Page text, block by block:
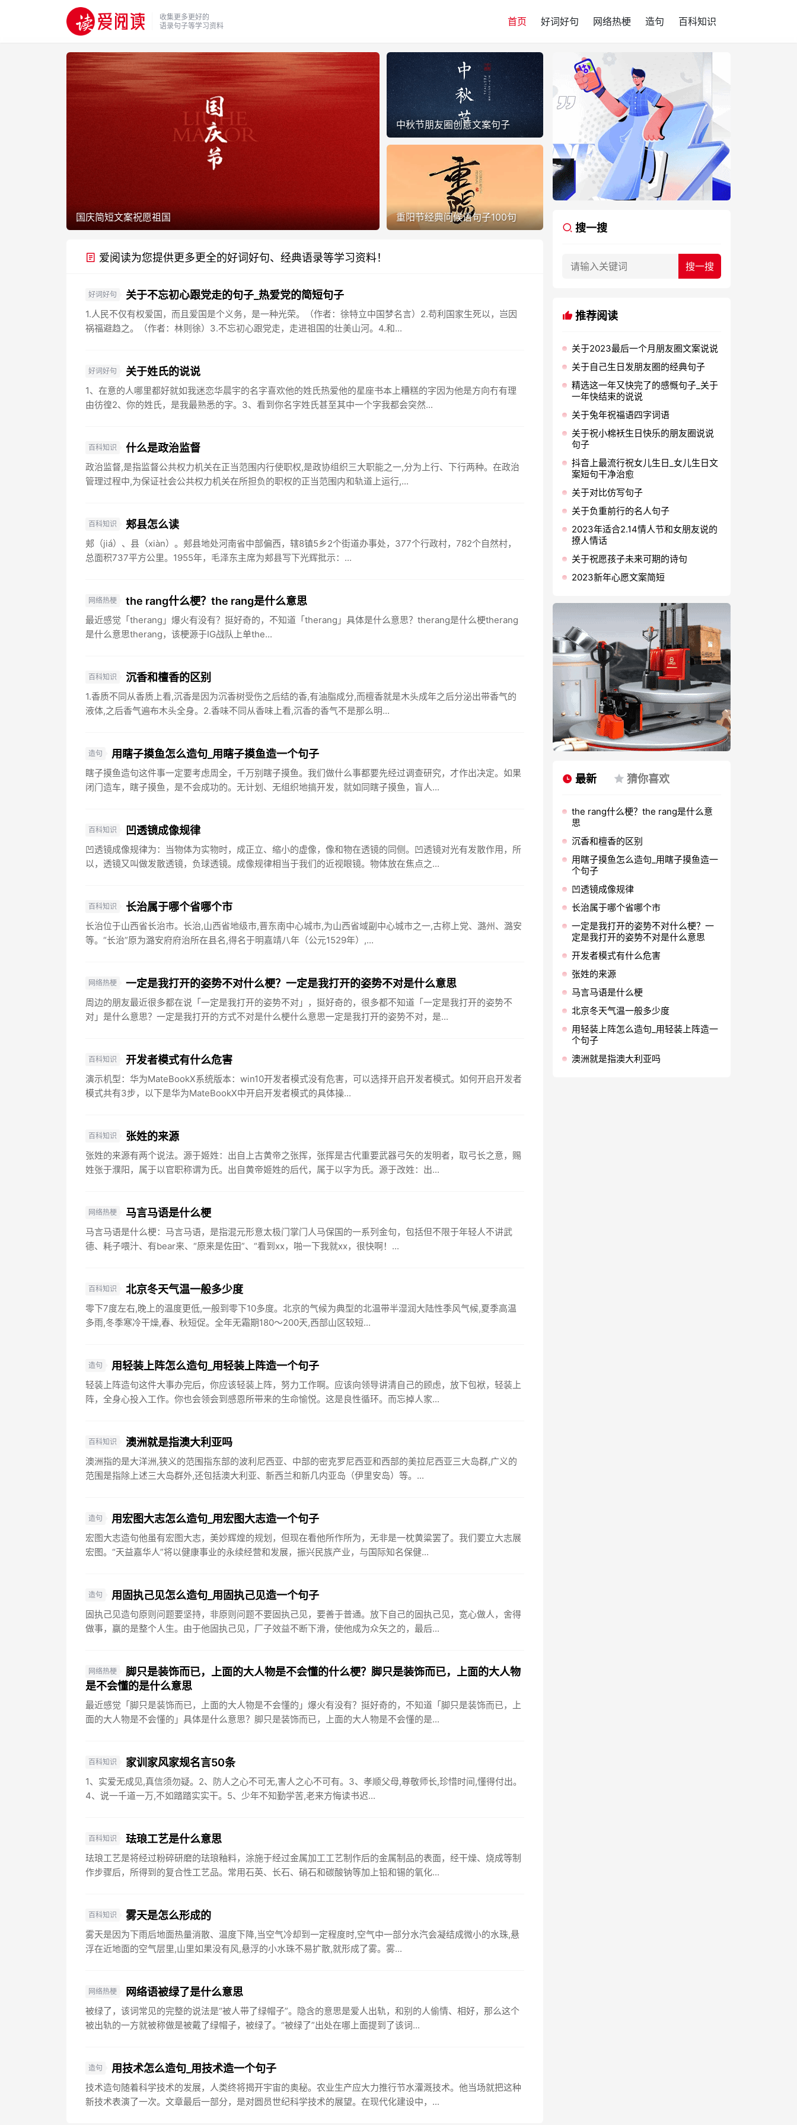
收集更多更好的
语录句子等学习资料
首页 好词好句 网络热梗 造句 百科知识
国庆简短文案祝愿祖国
中秋节朋友圈创意文案句子
重阳节经典问候语句子100句
爱阅读为您提供更多更全的好词好句、经典语录等学习资料！
好词好句 关于不忘初心跟党走的句子_热爱党的简短句子
1.人民不仅有权爱国，而且爱国是个义务，是一种光荣。（作者：徐特立中国梦名言）2.苟利国家生死以，岂因
祸福避趋之。（作者：林则徐）3.不忘初心跟党走，走进祖国的壮美山河。4.和...
好词好句 关于姓氏的说说
1、在意的人哪里都好就如我迷恋华晨宇的名字喜欢他的姓氏热爱他的星座书本上糟糕的字因为他是方向冇有理
由彷徨2、你的姓氏，是我最熟悉的字。3、看到你名字姓氏甚至其中一个字我都会突然...
百科知识 什么是政治监督
政治监督,是指监督公共权力机关在正当范围内行使职权,是政协组织三大职能之一,分为上行、下行两种。在政治
管理过程中,为保证社会公共权力机关在所担负的职权的正当范围内和轨道上运行,...
百科知识 郏县怎么读
郏（jiá）、县（xiàn）。郏县地处河南省中部偏西，辖8镇5乡2个街道办事处，377个行政村，782个自然村，
总面积737平方公里。1955年，毛泽东主席为郏县写下光辉批示：...
网络热梗 the rang什么梗？the rang是什么意思
最近感觉「therang」爆火有没有？挺好奇的，不知道「therang」具体是什么意思？therang是什么梗therang
是什么意思therang，该梗源于IG战队上单the...
百科知识 沉香和檀香的区别
1.香质不同从香质上看,沉香是因为沉香树受伤之后结的香,有油脂成分,而檀香就是木头成年之后分泌出带香气的
液体,之后香气遍布木头全身。2.香味不同从香味上看,沉香的香气不是那么明...
造句 用瞎子摸鱼怎么造句_用瞎子摸鱼造一个句子
瞎子摸鱼造句这件事一定要考虑周全，千万别瞎子摸鱼。我们做什么事都要先经过调查研究，才作出决定。如果
闭门造车，瞎子摸鱼，是不会成功的。无计划、无组织地搞开发，就如同瞎子摸鱼，盲人...
百科知识 凹透镜成像规律
凹透镜成像规律为：当物体为实物时，成正立、缩小的虚像，像和物在透镜的同侧。凹透镜对光有发散作用，所
以，透镜又叫做发散透镜，负球透镜。成像规律相当于我们的近视眼镜。物体放在焦点之...
百科知识 长治属于哪个省哪个市
长治位于山西省长治市。长治,山西省地级市,晋东南中心城市,为山西省域副中心城市之一,古称上党、潞州、潞安
等。“长治”原为潞安府府治所在县名,得名于明嘉靖八年（公元1529年）,...
网络热梗 一定是我打开的姿势不对什么梗？一定是我打开的姿势不对是什么意思
周边的朋友最近很多都在说「一定是我打开的姿势不对」，挺好奇的，很多都不知道「一定是我打开的姿势不
对」是什么意思？一定是我打开的方式不对是什么梗什么意思一定是我打开的姿势不对，是...
百科知识 开发者模式有什么危害
演示机型：华为MateBookX系统版本：win10开发者模式没有危害，可以选择开启开发者模式。如何开启开发者
模式共有3步，以下是华为MateBookX中开启开发者模式的具体操...
百科知识 张姓的来源
张姓的来源有两个说法。源于姬姓：出自上古黄帝之张挥，张挥是古代重要武器弓矢的发明者，取弓长之意，赐
姓张于濮阳，属于以官职称谓为氏。出自黄帝姬姓的后代，属于以字为氏。源于改姓：出...
网络热梗 马言马语是什么梗
马言马语是什么梗：马言马语，是指混元形意太极门掌门人马保国的一系列金句，包括但不限于年轻人不讲武
德、耗子喂汁、有bear来、“原来是佐田”、“看到xx，啪一下我就xx，很快啊！...
百科知识 北京冬天气温一般多少度
零下7度左右,晚上的温度更低,一般到零下10多度。北京的气候为典型的北温带半湿润大陆性季风气候,夏季高温
多雨,冬季寒冷干燥,春、秋短促。全年无霜期180～200天,西部山区较短...
造句 用轻装上阵怎么造句_用轻装上阵造一个句子
轻装上阵造句这件大事办完后，你应该轻装上阵，努力工作啊。应该向领导讲清自己的顾虑，放下包袱，轻装上
阵，全身心投入工作。你也会领会到感恩所带来的生命愉悦。这是良性循环。而忘掉人家...
百科知识 澳洲就是指澳大利亚吗
澳洲指的是大洋洲,狭义的范围指东部的波利尼西亚、中部的密克罗尼西亚和西部的美拉尼西亚三大岛群,广义的
范围是指除上述三大岛群外,还包括澳大利亚、新西兰和新几内亚岛（伊里安岛）等。...
造句 用宏图大志怎么造句_用宏图大志造一个句子
宏图大志造句他虽有宏图大志，美妙辉煌的规划，但现在看他所作所为，无非是一枕黄粱罢了。我们要立大志展
宏图。“天益嘉华人”将以健康事业的永续经营和发展，振兴民族产业，与国际知名保健...
造句 用固执己见怎么造句_用固执己见造一个句子
固执己见造句原则问题要坚持，非原则问题不要固执己见，要善于普通。放下自己的固执己见，宽心做人，舍得
做事，赢的是整个人生。由于他固执己见，厂子效益不断下滑，使他成为众矢之的，最后...
网络热梗
脚只是装饰而已，上面的大人物是不会懂的什么梗？脚只是装饰而已，上面的大人物
是不会懂的是什么意思
最近感觉「脚只是装饰而已，上面的大人物是不会懂的」爆火有没有？挺好奇的，不知道「脚只是装饰而已，上
面的大人物是不会懂的」具体是什么意思？脚只是装饰而已，上面的大人物是不会懂的是...
百科知识 家训家风家规名言50条
1、实爱无成见,真信须勿疑。2、防人之心不可无,害人之心不可有。3、孝顺父母,尊敬师长,珍惜时间,懂得付出。
4、说一千道一万,不如踏踏实实干。5、少年不知勤学苦,老来方悔读书迟...
百科知识 珐琅工艺是什么意思
珐琅工艺是将经过粉碎研磨的珐琅釉料，涂施于经过金属加工工艺制作后的金属制品的表面，经干燥、烧成等制
作步骤后，所得到的复合性工艺品。常用石英、长石、硝石和碳酸钠等加上铅和锡的氧化...
百科知识 雾天是怎么形成的
雾天是因为下雨后地面热量消散、温度下降,当空气冷却到一定程度时,空气中一部分水汽会凝结成微小的水珠,悬
浮在近地面的空气层里,山里如果没有风,悬浮的小水珠不易扩散,就形成了雾。雾...
网络热梗 网络语被绿了是什么意思
被绿了，该词常见的完整的说法是“被人带了绿帽子”。隐含的意思是爱人出轨，和别的人偷情、相好，那么这个
被出轨的一方就被称做是被戴了绿帽子，被绿了。“被绿了”出处在哪上面提到了该词...
造句 用技术怎么造句_用技术造一个句子
技术造句随着科学技术的发展，人类终将揭开宇宙的奥秘。农业生产应大力推行节水灌溉技术。他当场就把这种
新技术表演了一次。文章最后一部分，是对圆员世纪科学技术的展望。在现代化建设中，...
搜一搜
推荐阅读
关于2023最后一个月朋友圈文案说说
关于自己生日发朋友圈的经典句子
精选这一年又快完了的感慨句子_关于
一年快结束的说说
关于兔年祝福语四字词语
关于祝小棉袄生日快乐的朋友圈说说
句子
抖音上最流行祝女儿生日_女儿生日文
案短句干净治愈
关于对比仿写句子
关于负重前行的名人句子
2023年适合2.14情人节和女朋友说的
撩人情话
关于祝愿孩子未来可期的诗句
2023新年心愿文案简短
最新 猜你喜欢
the rang什么梗？the rang是什么意
思
沉香和檀香的区别
用瞎子摸鱼怎么造句_用瞎子摸鱼造一
个句子
凹透镜成像规律
长治属于哪个省哪个市
一定是我打开的姿势不对什么梗？一
定是我打开的姿势不对是什么意思
开发者模式有什么危害
张姓的来源
马言马语是什么梗
北京冬天气温一般多少度
用轻装上阵怎么造句_用轻装上阵造一
个句子
澳洲就是指澳大利亚吗